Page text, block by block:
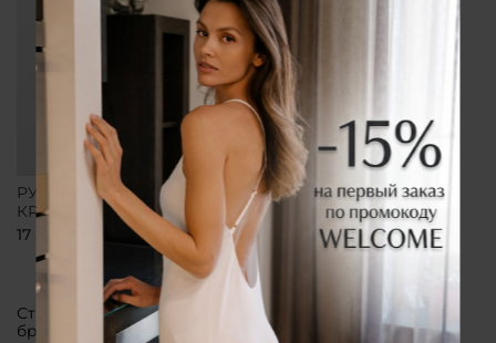
РУБАШКА СВОБОДНОГО
КРОЯ БЕЛАЯ
17 800 ₽
Стильные рубашки в актуальном белом цвете от
бренда CLÓ